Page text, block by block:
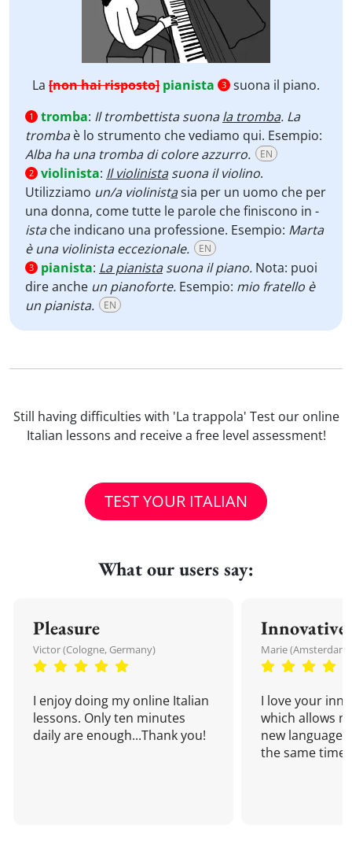
La [non hai risposto] pianista 3 suona il piano.
1 tromba: Il trombettista suonala tromba. La
trombaè lo strumento che vediamo qui. Esempio:
Alba ha una tromba di colore azzurro.
EN
2 violinista: Il violinistasuona il violino.
Utilizziamo un/a violinistasia per un uomo che per
una donna, come tutte le parole che finiscono in -
istache indicano una professione. Esempio: Marta
è una violinista eccezionale.
EN
3 pianista: La pianista suona il piano. Nota: puoi
dire anche un pianoforte. Esempio: mio fratello è
un pianista.
EN
Still having difficulties with 'La trappola' Test our online
Italian lessons and receive a free level assessment!
TEST YOUR ITALIAN
What our users say:
Pleasure
Victor (Cologne, Germany)
I enjoy doing my online Italian
lessons. Only ten minutes
daily are enough...Thank you!
Innovative
Marie
I love your
which allows
new language
the same time!